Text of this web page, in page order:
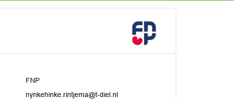
FNP
nynkehinke.rintjema@t-diel.nl